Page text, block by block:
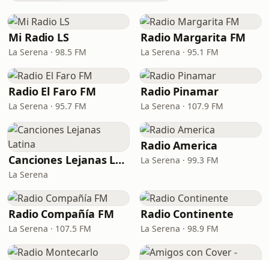
Mi Radio LS
La Serena · 98.5 FM
Radio Margarita FM
La Serena · 95.1 FM
Radio El Faro FM
La Serena · 95.7 FM
Radio Pinamar
La Serena · 107.9 FM
Canciones Lejanas Latina
La Serena
Radio America
La Serena · 99.3 FM
Radio Compañía FM
La Serena · 107.5 FM
Radio Continente
La Serena · 98.9 FM